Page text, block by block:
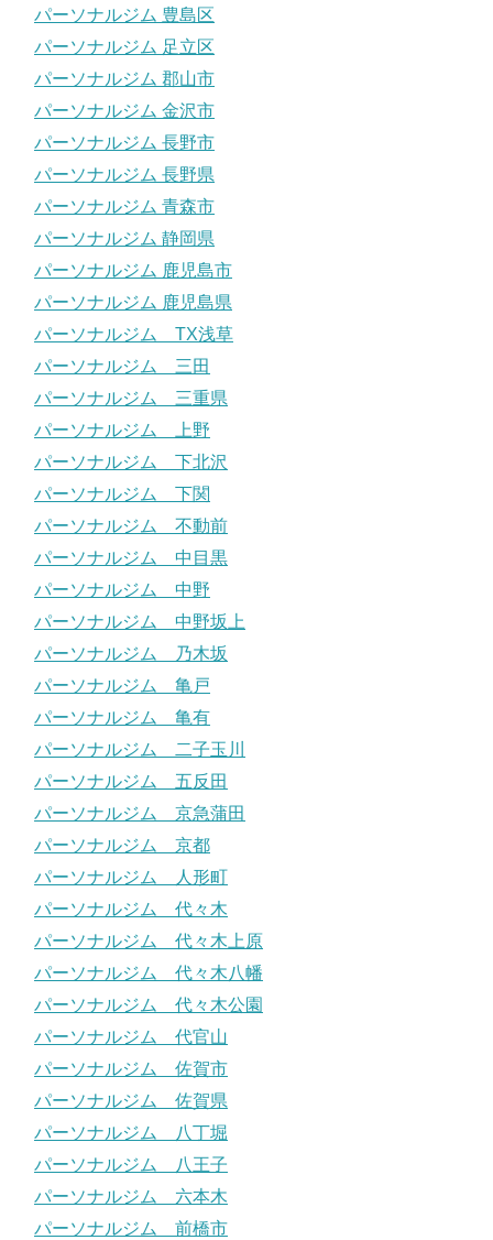
パーソナルジム 豊島区
パーソナルジム 足立区
パーソナルジム 郡山市
パーソナルジム 金沢市
パーソナルジム 長野市
パーソナルジム 長野県
パーソナルジム 青森市
パーソナルジム 静岡県
パーソナルジム 鹿児島市
パーソナルジム 鹿児島県
パーソナルジム TX浅草
パーソナルジム 三田
パーソナルジム 三重県
パーソナルジム 上野
パーソナルジム 下北沢
パーソナルジム 下関
パーソナルジム 不動前
パーソナルジム 中目黒
パーソナルジム 中野
パーソナルジム 中野坂上
パーソナルジム 乃木坂
パーソナルジム 亀戸
パーソナルジム 亀有
パーソナルジム 二子玉川
パーソナルジム 五反田
パーソナルジム 京急蒲田
パーソナルジム 京都
パーソナルジム 人形町
パーソナルジム 代々木
パーソナルジム 代々木上原
パーソナルジム 代々木八幡
パーソナルジム 代々木公園
パーソナルジム 代官山
パーソナルジム 佐賀市
パーソナルジム 佐賀県
パーソナルジム 八丁堀
パーソナルジム 八王子
パーソナルジム 六本木
パーソナルジム 前橋市